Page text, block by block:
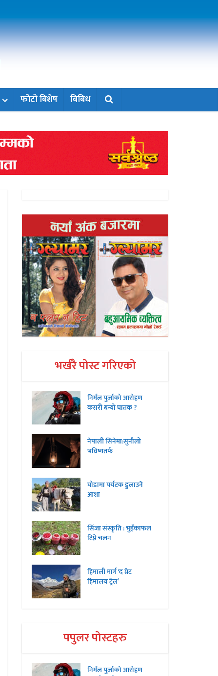
फोटो बिशेष बिबिध
भर्खरै पोस्ट गरिएको
निर्मल पुर्जाको आरोहण
कसरी बन्यो घातक ?
नेपाली सिनेमा:सुनौलो
भविष्यतर्फ
घोडामा पर्यटक डुलाउने
आशा
सिंजा संस्कृति : भुइँकाफल
टिप्ने चलन
हिमाली मार्ग ‘द ग्रेट
हिमालय ट्रेल’
पपुलर पोस्टहरु
निर्मल पुर्जाको आरोहण